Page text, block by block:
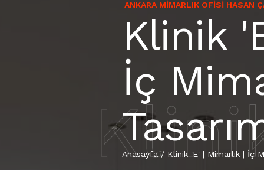
ANKARA MIMARLIK OFISI HASAN
Klinik
İç
Anasayfa/ Klinik 'E' | Mimarlık | İç